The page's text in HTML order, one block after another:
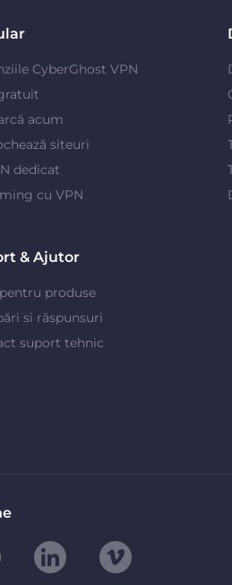
CyberGhost VPN
acum
siteuri
dedicat
cu VPN
& Ajutor
produse
si răspunsuri
suport tehnic